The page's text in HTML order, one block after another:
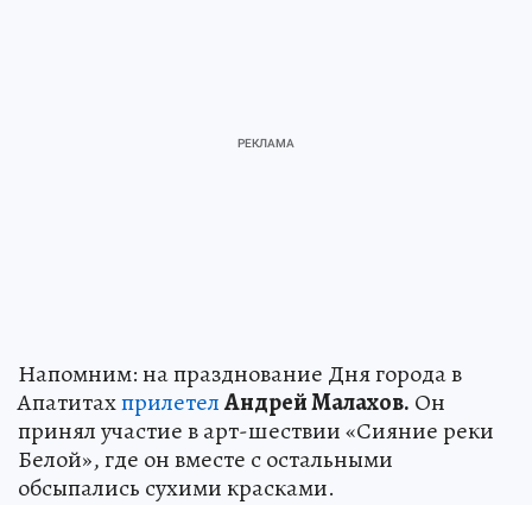
Напомним: на празднование Дня города в
АпатитахприлетелАндрей Малахов. Он
принял участие в арт-шествии «Сияние реки
Белой», где он вместе с остальными
обсыпались сухими красками.